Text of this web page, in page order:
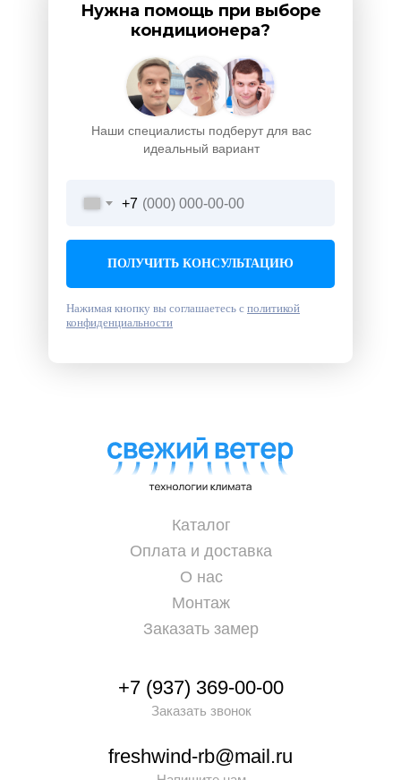
Наши специалисты подберут для вас
идеальный вариант
Нужна помощь при выборе
кондиционера?
+7
ПОЛУЧИТЬ КОНСУЛЬТАЦИЮ
Нажимая кнопку вы соглашаетесь с политикой
конфиденциальности
+7 (937) 369-00-00
Заказать звонок
freshwind-rb@mail.ru
Каталог
Оплата и доставка
О нас
Монтаж
Заказать замер